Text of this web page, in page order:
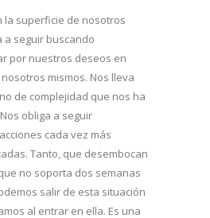
la superficie de nosotros
a seguir buscando
por nuestros deseos en
mismos. Nos lleva
de complejidad que nos ha
obliga a seguir
cada vez más
Tanto, que desembocan
no soporta dos semanas
salir de esta situación
al entrar en ella. Es una